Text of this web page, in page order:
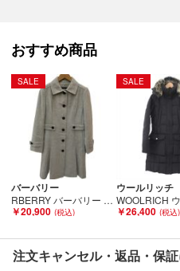
います。】
■状態等は画像をご確認・ご参照
こちらの商品はお客様から買
人の手を経た商品です。
■弊社（株式会社オカモト）を
い■
装サイト』を確認しております
当店とは一切関係がございませ
おすすめ商品
SALE
バーバリー
RBERRY バーバリー レディース ロングコート SIZE 38 アンゴラ60％ ライトグレー Bランク
￥20,900
SALE
ウールリッチ
￥26,400
注文キャンセル・返品・保